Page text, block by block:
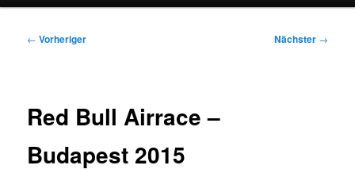
Beitragsnavigation
← Vorheriger Nächster →
Red Bull Airrace –
Budapest 2015